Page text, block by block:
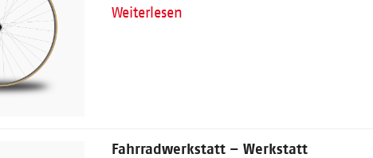
Weiterlesen
Fahrradwerkstatt – Werkstatt